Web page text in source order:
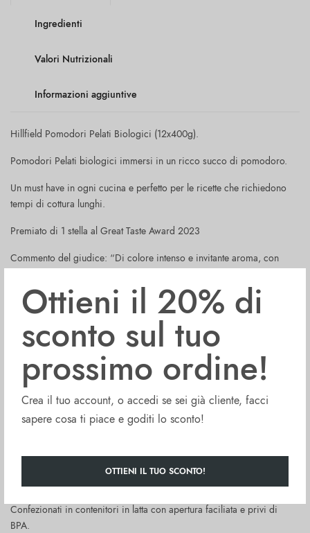
Ottieni il 20% di
sconto sul tuo
prossimo ordine!
Crea il tuo account, o accedi se sei già cliente, facci
sapere cosa ti piace e goditi lo sconto!
OTTIENI IL TUO SCONTO!
Ingredienti
Valori Nutrizionali
Informazioni aggiuntive
Hillfield Pomodori Pelati Biologici (12x400g).
Pomodori Pelati biologici immersi in un ricco succo di pomodoro.
Un must have in ogni cucina e perfetto per le ricette che richiedono
tempi di cottura lunghi.
Premiato di 1 stella al Great Taste Award 2023
Commento del giudice: “Di colore intenso e invitante aroma, con
immersi in una salsa piacevolmente viscosa e lucente. Dolci e delicati
al palato, con un delizioso finale pulito, senza note metalliche. La
maturazione ha garantito che non ci sia bisogno di condimento o
dolcificante. Saremmo lieti di avere questi come elemento
fondamentale nelle nostre dispense.”
Hillfield Pomodori Pelati Biologici (12x400g) sono naturalmente ricchi
di sapore.
Prodotti con pomodori selezionati, coltivati nel soleggiato sud Italia.
Settembre, quando vengono raccolti, accuratamente selezionati, pelati
Confezionati in contenitori in latta con apertura faciliata e privi di
BPA.